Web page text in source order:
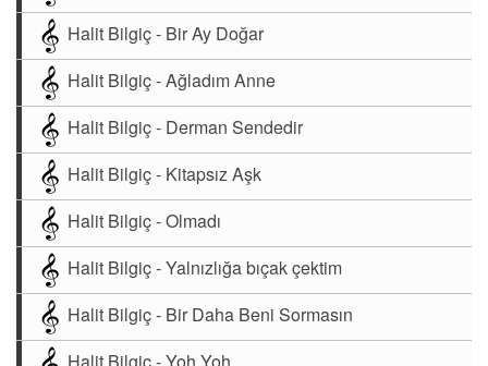
Halit Bilgiç - Bir Ay Doğar
Halit Bilgiç - Ağladım Anne
Halit Bilgiç - Derman Sendedir
Halit Bilgiç - Kitapsız Aşk
Halit Bilgiç - Olmadı
Halit Bilgiç - Yalnızlığa bıçak çektim
Halit Bilgiç - Bir Daha Beni Sormasın
Halit Bilgiç - Yoh Yoh